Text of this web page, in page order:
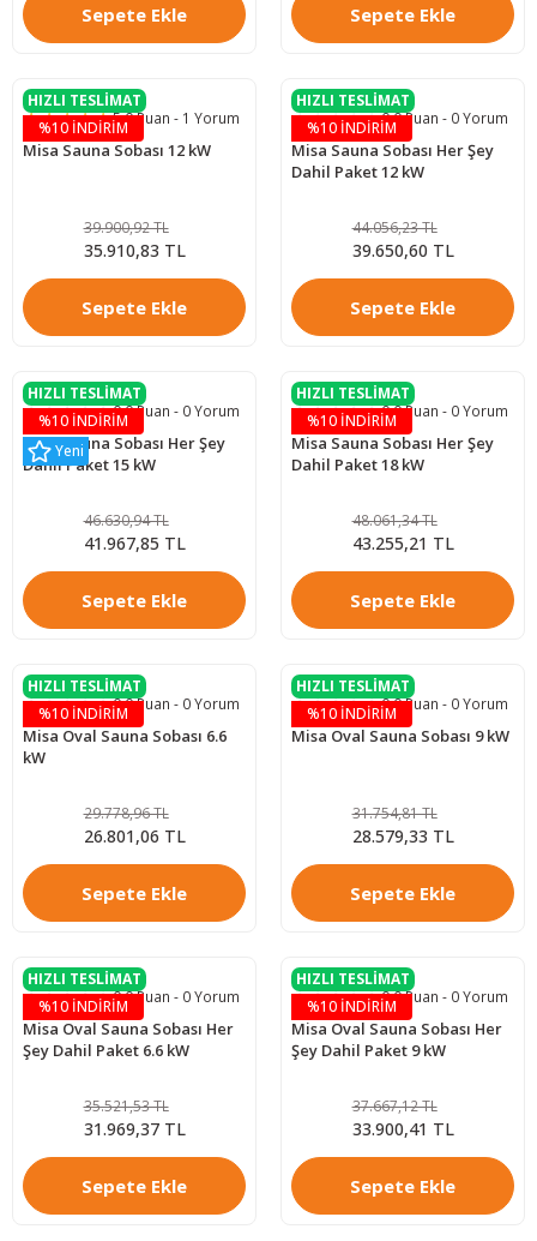
Sepete Ekle Sepete Ekle
HIZLI TESLİMAT
%10 İNDİRİM
5.0 Puan - 1 Yorum
Misa Sauna Sobası 12 kW
39.900,92 TL
35.910,83 TL
Sepete Ekle
HIZLI TESLİMAT
%10 İNDİRİM
0.0 Puan - 0 Yorum
Misa Sauna Sobası Her Şey
Dahil Paket 12 kW
44.056,23 TL
39.650,60 TL
Sepete Ekle
HIZLI TESLİMAT
%10 İNDİRİM
Yeni
0.0 Puan - 0 Yorum
Misa Sauna Sobası Her Şey
Dahil Paket 15 kW
46.630,94 TL
41.967,85 TL
Sepete Ekle
HIZLI TESLİMAT
%10 İNDİRİM
0.0 Puan - 0 Yorum
Misa Sauna Sobası Her Şey
Dahil Paket 18 kW
48.061,34 TL
43.255,21 TL
Sepete Ekle
HIZLI TESLİMAT
%10 İNDİRİM
0.0 Puan - 0 Yorum
Misa Oval Sauna Sobası 6.6
kW
29.778,96 TL
26.801,06 TL
Sepete Ekle
HIZLI TESLİMAT
%10 İNDİRİM
0.0 Puan - 0 Yorum
Misa Oval Sauna Sobası 9 kW
31.754,81 TL
28.579,33 TL
Sepete Ekle
HIZLI TESLİMAT
%10 İNDİRİM
0.0 Puan - 0 Yorum
Misa Oval Sauna Sobası Her
Şey Dahil Paket 6.6 kW
35.521,53 TL
31.969,37 TL
Sepete Ekle
HIZLI TESLİMAT
%10 İNDİRİM
0.0 Puan - 0 Yorum
Misa Oval Sauna Sobası Her
Şey Dahil Paket 9 kW
37.667,12 TL
33.900,41 TL
Sepete Ekle